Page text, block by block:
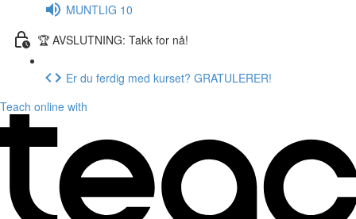
MUNTLIG 10
🏆 AVSLUTNING: Takk for nå!
Er du ferdig med kurset? GRATULERER!
Teach online with